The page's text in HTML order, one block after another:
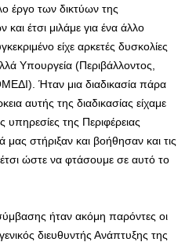
έργο των δικτύων της
έτσι μιλάμε για ένα άλλο
είχε αρκετές δυσκολίες
Υπουργεία (Περιβάλλοντος,
Ήταν μια διαδικασία πάρα
αυτής της διαδικασίας είχαμε
υπηρεσίες της Περιφέρειας
στήριξαν και βοήθησαν και τις
ώστε να φτάσουμε σε αυτό το
ήταν ακόμη παρόντες οι
διευθυντής Ανάπτυξης της